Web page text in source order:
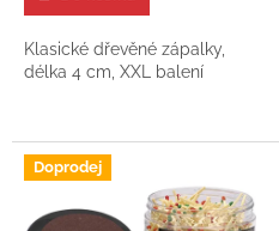
Klasické dřevěné zápalky,
délka 4 cm, XXL balení
Doprodej